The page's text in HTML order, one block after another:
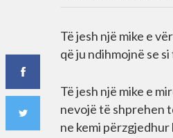
Të jesh një mike e
që ju ndihmojnë se
Të jesh një mike e
nevojë të shprehen
ne kemi